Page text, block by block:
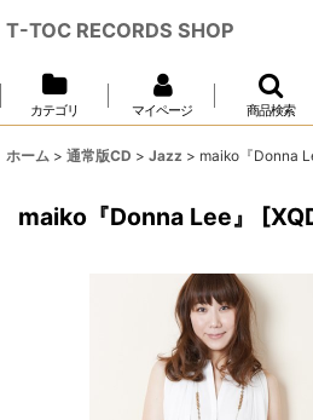
T-TOC RECORDS SHOP
カテゴリ マイページ 商品検索
ホーム > 通常版CD > Jazz > maiko『Donna
maiko『Donna Lee』 [